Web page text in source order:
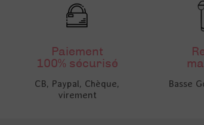
Paiement
100% sécurisé
CB, Paypal, Chèque,
virement
Basse